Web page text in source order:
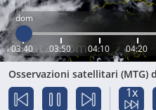
dom
03:40 03:50 04:10 04:20
Osservazioni satellitari (MTG)
1x